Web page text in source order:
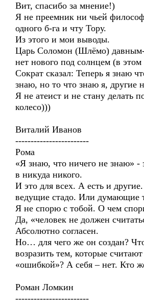
Вит, спасибо за мнение!)
Я не преемник ни чьей
одного б-га и чту Тору.
Из этого и мои выводы.
Царь Соломон (Шлёмо) давным-
нет нового под солнцем (в
Сократ сказал: Теперь я знаю
знаю, но то что знаю я, другие
Я не атеист и не стану делать
колесо)))
Виталий Иванов
------------------------
Рома
«Я знаю, что ничего не знаю» -
в никуда никого.
И это для всех. А есть и
ведущие стадо. Или думающие
Я не спорю с тобой. О чем
Да, «человек не должен
Абсолютно согласен.
Но… для чего же он создан?
возразить тем, которые
«ошибкой»? А себя – нет. Кто
Роман Ломкин
------------------------